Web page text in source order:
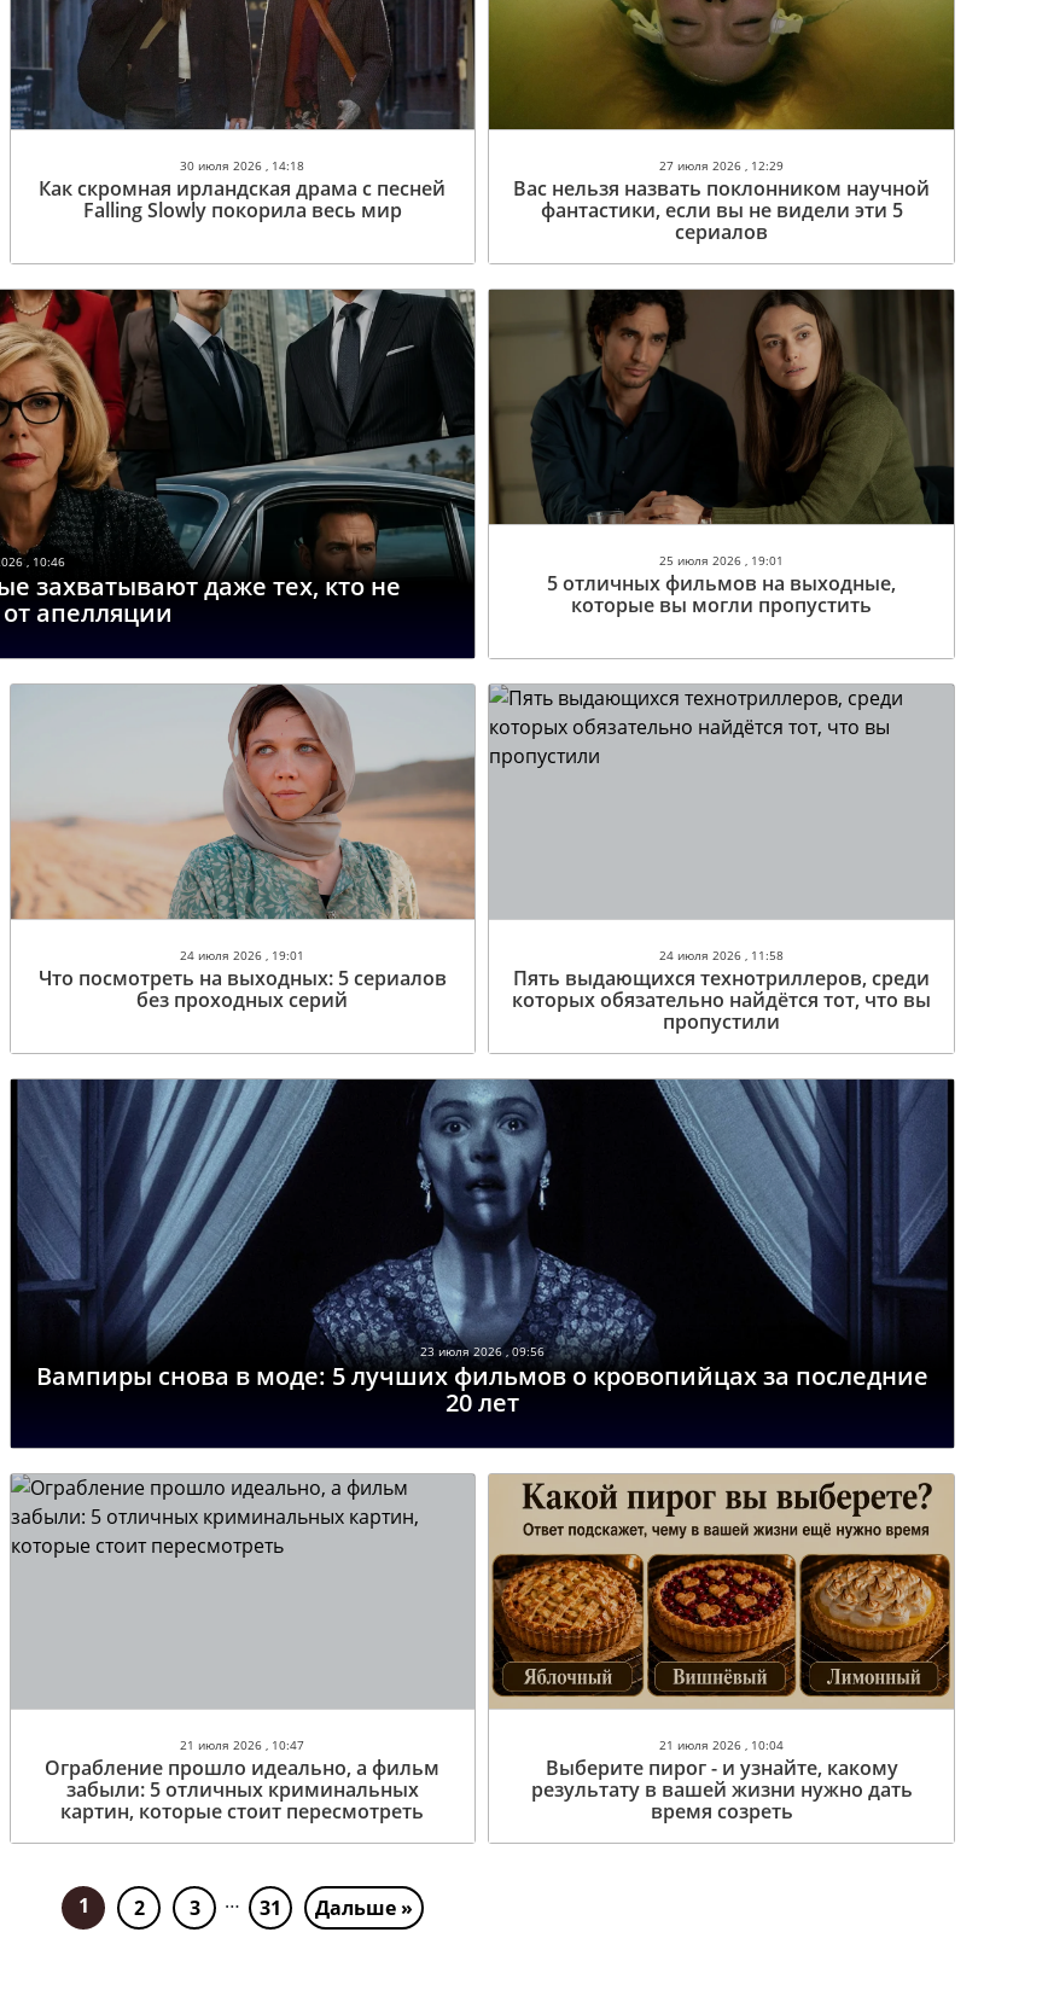
30 июля 2026 , 14:18
Как скромная ирландская драма с песней
Falling Slowly покорила весь мир
27 июля 2026 , 12:29
Вас нельзя назвать поклонником научной
фантастики, если вы не видели эти 5
сериалов
, 10:46
захватывают даже тех, кто не
апелляции
25 июля 2026 , 19:01
5 отличных фильмов на выходные,
которые вы могли пропустить
24 июля 2026 , 19:01
Что посмотреть на выходных: 5 сериалов
без проходных серий
24 июля 2026 , 11:58
Пять выдающихся технотриллеров, среди
которых обязательно найдётся тот, что вы
пропустили
23 июля 2026 , 09:56
Вампиры снова в моде: 5 лучших фильмов о кровопийцах за последние
20 лет
21 июля 2026 , 10:47
Ограбление прошло идеально, а фильм
забыли: 5 отличных криминальных
картин, которые стоит пересмотреть
21 июля 2026 , 10:04
Выберите пирог - и узнайте, какому
результату в вашей жизни нужно дать
время созреть
1 2 3 … 31 Дальше »